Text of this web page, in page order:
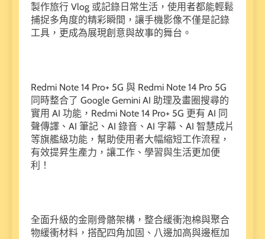
製作旅行 Vlog 或記錄日常生活，使用者都能輕鬆
捕捉多角度的精彩瞬間，讓手機影像不僅是記錄
工具，更成為展現創意與故事的舞台。
Redmi Note 14 Pro+ 5G 與 Redmi Note 14 Pro 5G
同時整合了 Google Gemini AI 助理及畫圈搜尋的
實用 AI 功能，Redmi Note 14 Pro+ 5G 更有 AI 同
聲傳譯、AI 筆記、AI 錄音、AI 字幕、AI 智慧成片
等旗艦級功能，幫助使用者大幅縮短工作流程，
有效提昇生產力，讓工作、學習與生活更加便
利！
全面升級的金剛骨骼架構，整合緩衝泡棉與聚合
物緩衝材料，搭配四角加固、八邊加高與邊框加